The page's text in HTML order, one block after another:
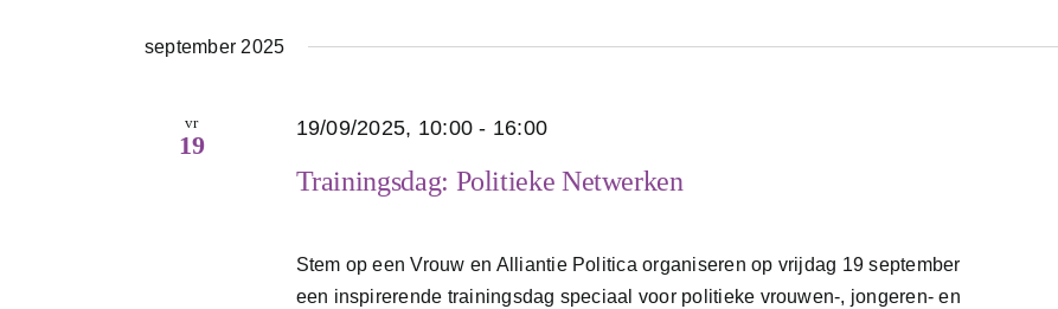
september 2025
vr
19
Trainingsdag: Politieke Netwerken
19/09/2025, 10:00 - 16:00
Stem op een Vrouw en Alliantie Politica organiseren op vrijdag 19 september
een inspirerende trainingsdag speciaal voor politieke vrouwen-, jongeren- en